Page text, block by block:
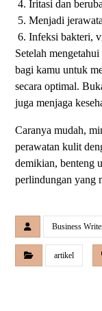
Iritasi dan
Menjadi
Infeksi bakteri,
Setelah
bagi kamu untuk
secara optimal.
juga menjaga
Caranya mudah,
perawatan kulit
demikian, benteng
perlindungan yang
Business
artikel